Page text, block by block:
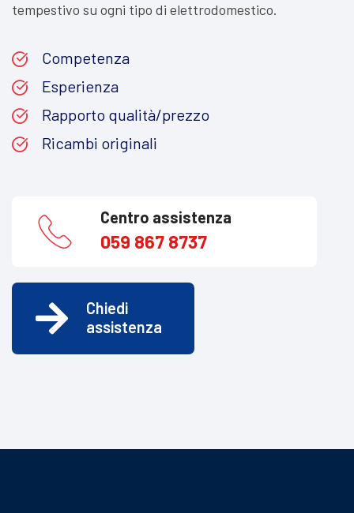
tempestivo su ogni tipo di elettrodomestico.
Competenza
Esperienza
Rapporto qualità/prezzo
Ricambi originali
Centro assistenza
059 867 8737
Chiedi
assistenza